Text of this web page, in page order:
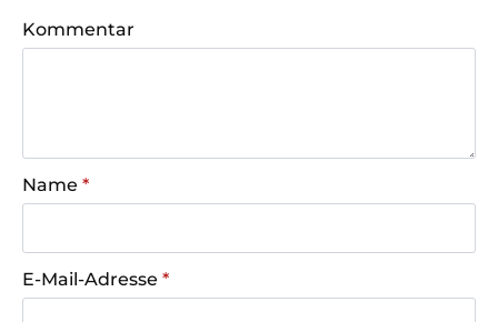
Kommentar
Name *
E-Mail-Adresse *